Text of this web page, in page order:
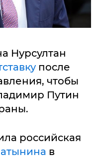
Нурсултан
после
чтобы
Путин
российская
в